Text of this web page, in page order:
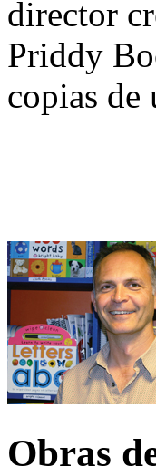
director
Priddy
copias de
Obras